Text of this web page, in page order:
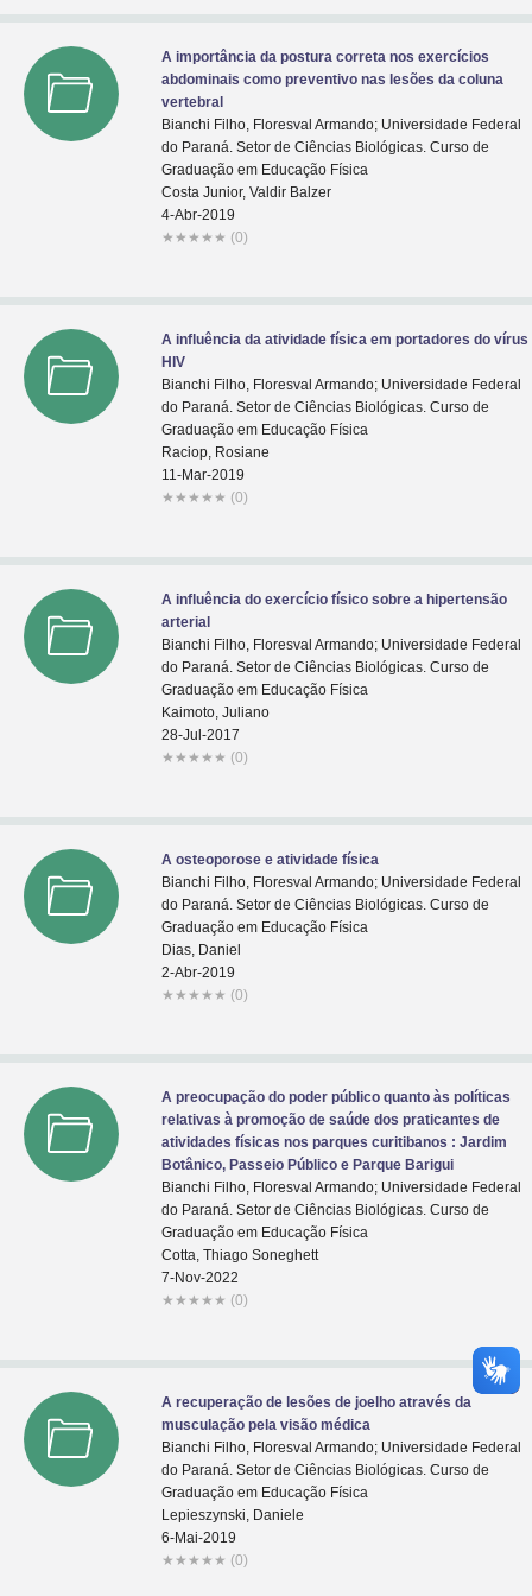
A importância da postura correta nos exercícios
abdominais como preventivo nas lesões da coluna
vertebral
Bianchi Filho, Floresval Armando; Universidade Federal
do Paraná. Setor de Ciências Biológicas. Curso de
Graduação em Educação Física
Costa Junior, Valdir Balzer
4-Abr-2019
★ ★ ★ ★ ★ (0)
A influência da atividade física em portadores do vírus
HIV
Bianchi Filho, Floresval Armando; Universidade Federal
do Paraná. Setor de Ciências Biológicas. Curso de
Graduação em Educação Física
Raciop, Rosiane
11-Mar-2019
★ ★ ★ ★ ★ (0)
A influência do exercício físico sobre a hipertensão
arterial
Bianchi Filho, Floresval Armando; Universidade Federal
do Paraná. Setor de Ciências Biológicas. Curso de
Graduação em Educação Física
Kaimoto, Juliano
28-Jul-2017
★ ★ ★ ★ ★ (0)
A osteoporose e atividade física
Bianchi Filho, Floresval Armando; Universidade Federal
do Paraná. Setor de Ciências Biológicas. Curso de
Graduação em Educação Física
Dias, Daniel
2-Abr-2019
★ ★ ★ ★ ★ (0)
A preocupação do poder público quanto às políticas
relativas à promoção de saúde dos praticantes de
atividades físicas nos parques curitibanos : Jardim
Botânico, Passeio Público e Parque Barigui
Bianchi Filho, Floresval Armando; Universidade Federal
do Paraná. Setor de Ciências Biológicas. Curso de
Graduação em Educação Física
Cotta, Thiago Soneghett
7-Nov-2022
★ ★ ★ ★ ★ (0)
A recuperação de lesões de joelho através da
musculação pela visão médica
Bianchi Filho, Floresval Armando; Universidade Federal
do Paraná. Setor de Ciências Biológicas. Curso de
Graduação em Educação Física
Lepieszynski, Daniele
6-Mai-2019
★ ★ ★ ★ ★ (0)